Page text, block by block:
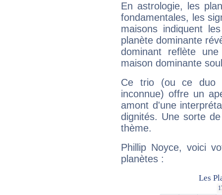
En astrologie, les
fondamentales, les
maisons indiquent
planète dominante
dominant reflète
maison dominante
Ce trio (ou ce duo
inconnue) offre un
amont d'une
dignités. Une sorte
thème.
Phillip Noyce, voici
planètes :